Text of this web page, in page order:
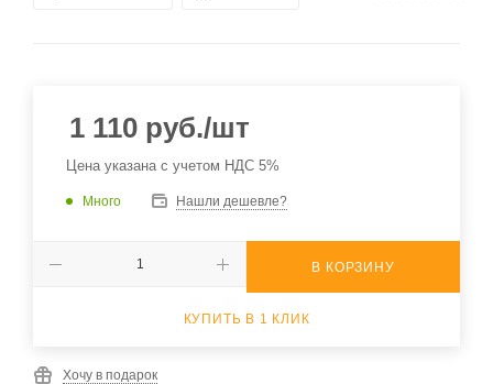
1 110 руб./шт
Цена указана с учетом НДС 5%
Много Нашли дешевле?
В КОРЗИНУ
КУПИТЬ В 1 КЛИК
Хочу в подарок